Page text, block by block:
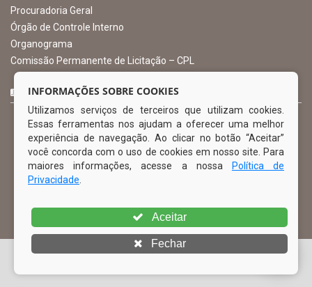
Procuradoria Geral
Órgão de Controle Interno
Organograma
Comissão Permanente de Licitação – CPL
CURTA NOSSA FAN PAGE
© Copyright 2026 Prefeitura Municipal de Ibimirim | Todos os
INFORMAÇÕES SOBRE COOKIES
Utilizamos serviços de terceiros que utilizam cookies.
Essas ferramentas nos ajudam a oferecer uma melhor
experiência de navegação. Ao clicar no botão “Aceitar”
você concorda com o uso de cookies em nosso site. Para
maiores informações, acesse a nossa
Política de
Privacidade
Aceitar
Fechar